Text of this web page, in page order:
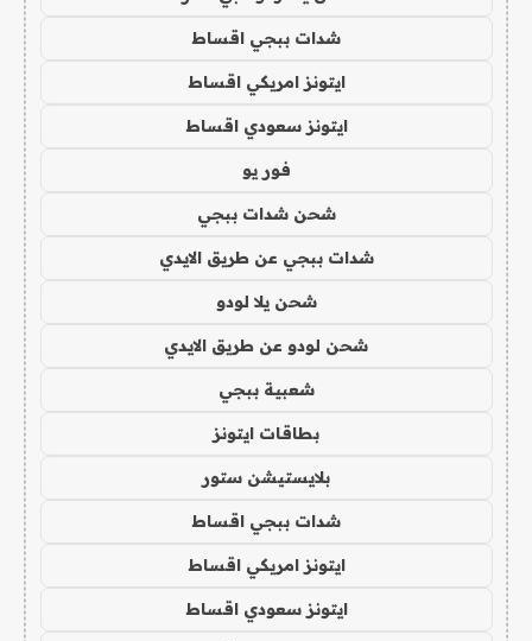
شدات ببجي اقساط
ايتونز امريكي اقساط
ايتونز سعودي اقساط
فور يو
شحن شدات ببجي
شدات ببجي عن طريق الايدي
شحن يلا لودو
شحن لودو عن طريق الايدي
شعبية ببجي
بطاقات ايتونز
بلايستيشن ستور
شدات ببجي اقساط
ايتونز امريكي اقساط
ايتونز سعودي اقساط